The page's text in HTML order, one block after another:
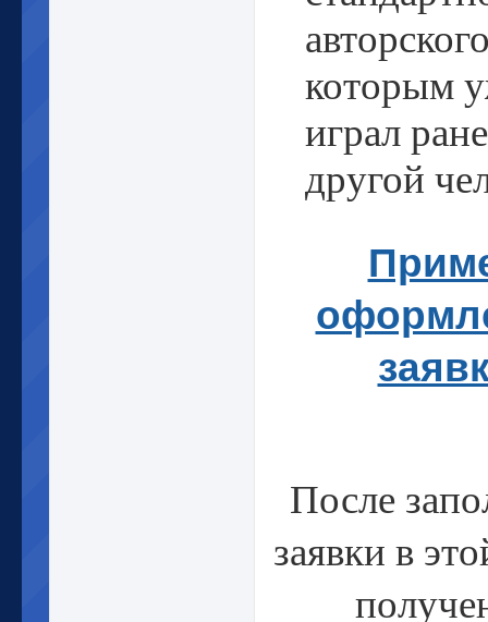
которым
играл
другой
После
заявки в